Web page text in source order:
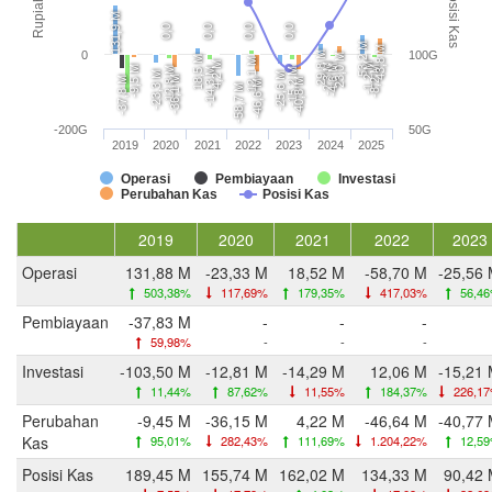
Rupiah Posisi Kas
131,9 M
-23,3 M 18,5 M
-58,7 M -25,6 M
29,8 M 53,2 M
-37,8 M
0,0 0,0 0,0 0,0
-2,3 M -1,2 M
-12,8 M -14,3 M 12,1 M -15,2 M -4,6 M -8,2 M
-9,5 M -36,1 M 4,2 M
-46,6 M -40,8 M
23,0 M 43,8 M
Operasi Pembiayaan
Investasi
Perubahan Kas
Posisi Kas
2019 2020 2021 2022 2023 2024 2025
-200G
0
50G
100G
2019 2020 2021 2022
2023
Operasi
131,88 M
503,38%
-23,33 M
117,69%
18,52 M
179,35%
-58,70 M
417,03%
-25,56
Pembiayaan -37,83 M
59,98%
-
-
-
-
-
-
Investasi -103,50 M
11,44%
-12,81 M
87,62%
-14,29 M
11,55%
12,06 M
184,37%
-15,21
Perubahan
Kas
-9,45 M
95,01%
-36,15 M
282,43%
4,22 M
111,69%
-46,64 M
1.204,22%
-40,77
Posisi Kas 189,45 M 155,74 M 162,02 M 134,33 M 90,42